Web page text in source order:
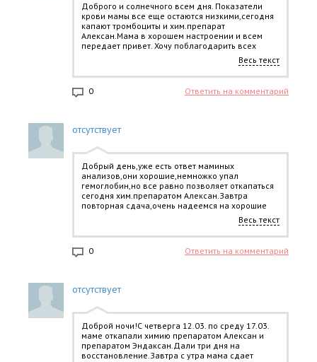
Доброго и солнечного всем дня. Показатели
крови мамы все еще остаются низкими,сегодня
капают тромбоциты и хим.препарат
Алексан.Мама в хорошем настроении и всем
передает привет. Хочу поблагодарить всех
людей кто откликается на донорство крови для
моей мамы,без Вашей помощи мы бы не смогли
продолжать лечение.Здоровья всем вам!!!!
Весь текст
0 Ответить на комментарий
отсутствует
Добрый день,уже есть ответ маминых
анализов,они хорошие,немножко упал
гемоглобин,но все равно позволяет откапаться
сегодня хим.препаратом Алексан.Завтра
повторная сдача,очень надеемся на хорошие
Весь текст
0 Ответить на комментарий
отсутствует
Доброй ночи!С четверга 12.03. по среду 17.03.
маме откапали химию препаратом Алексан и
препаратом Эндаксан.Дали три дня на
восстановление.Завтра с утра мама сдает